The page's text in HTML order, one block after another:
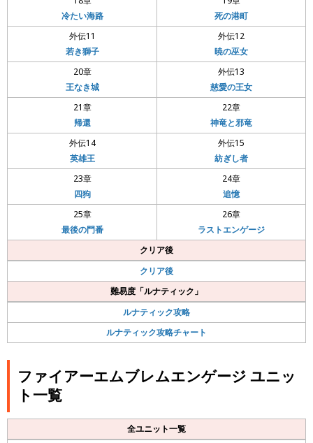
冷たい海路
死の港町
外伝11
若き獅子
外伝12
暁の巫女
20章
王なき城
外伝13
慈愛の王女
21章
帰還
22章
神竜と邪竜
外伝14
英雄王
外伝15
紡ぎし者
23章
四狗
24章
追憶
25章
最後の門番
26章
ラストエンゲージ
クリア後
クリア後
難易度「ルナティック」
ルナティック攻略
ルナティック攻略チャート
ファイアーエムブレムエンゲージ ユニッ
ト一覧
全ユニット一覧